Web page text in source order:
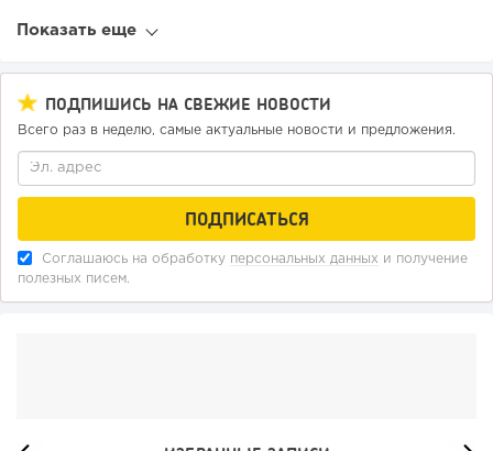
Показать еще
ПОДПИШИСЬ НА СВЕЖИЕ НОВОСТИ
Всего раз в неделю, самые актуальные новости и предложения.
Соглашаюсь на обработку персональных данных и получение
полезных писем.